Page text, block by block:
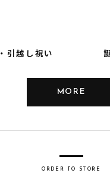
引越し祝い
MORE
ORDER TO STORE